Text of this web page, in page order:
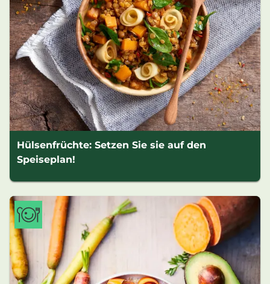
Hülsenfrüchte: Setzen Sie sie auf den
Speiseplan!